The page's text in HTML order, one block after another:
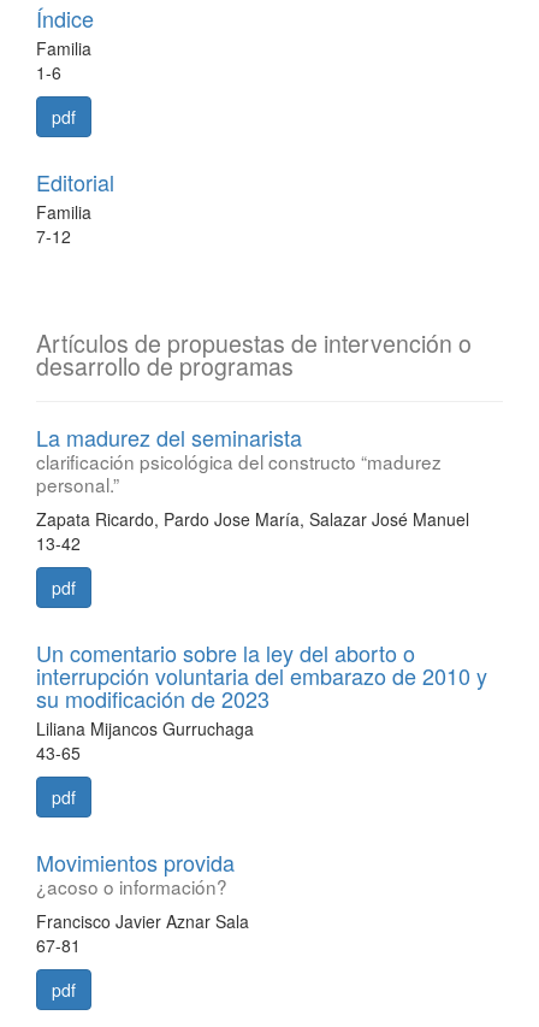
Índice
Familia
1-6
pdf
Editorial
Familia
7-12
Artículos de propuestas de intervención o
desarrollo de programas
La madurez del seminarista
clarificación psicológica del constructo “madurez
personal.”
Zapata Ricardo, Pardo Jose María, Salazar José Manuel
13-42
pdf
Un comentario sobre la ley del aborto o
interrupción voluntaria del embarazo de 2010 y
su modificación de 2023
Liliana Mijancos Gurruchaga
43-65
pdf
Movimientos provida
¿acoso o información?
Francisco Javier Aznar Sala
67-81
pdf